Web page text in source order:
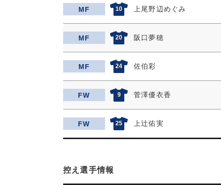
MF 10 上尾野辺めぐみ
MF 20 阪口夢穂
MF 24 佐伯彩
FW 9 菅澤優衣香
FW 25 上辻佑実
控え選手情報